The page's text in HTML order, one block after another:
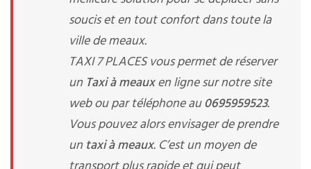
soucis et en tout confort dans toute la
ville de meaux.
TAXI 7 PLACES vous permet de réserver
un Taxi à meauxen ligne sur notre site
web ou par téléphone au0695959523.
Vous pouvez alors envisager de prendre
un taxi à meaux. C’est un moyen de